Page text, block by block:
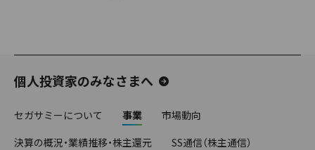
個人投資家のみなさまへ
セガサミーについて 事業
市場動向
決算の概況・業績推移・株主還元
SS通信（株主通信）